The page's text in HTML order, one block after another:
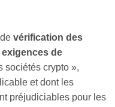
vérification des
de
sociétés crypto »,
et dont les
préjudiciables pour les